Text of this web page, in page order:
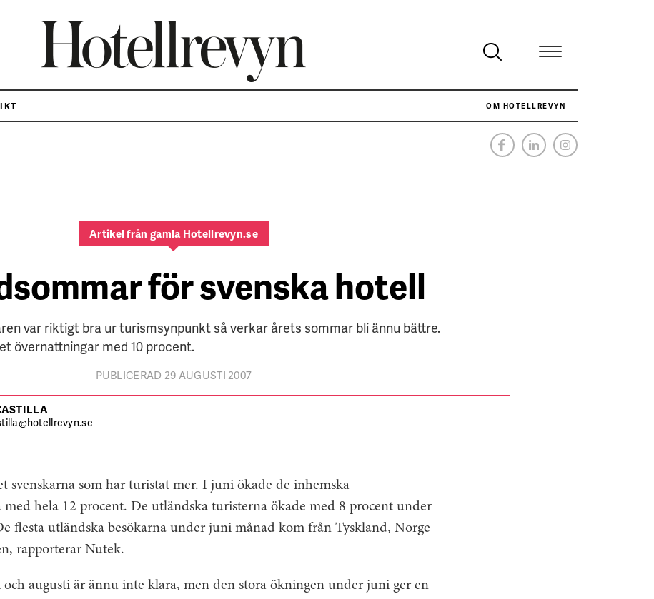
OM HOTELLREVYN
NÄR HOTELLREVYN SLOG SVENSKT REKORD I SIMPELHET
Artikel från gamla Hotellrevyn.se
för svenska hotell
var riktigt bra ur turismsynpunkt så verkar årets sommar bli ännu bättre.
övernattningar med 10 procent.
PUBLICERAD 29 AUGUSTI 2007
svenskarna som har turistat mer. I juni ökade de inhemska
hela 12 procent. De utländska turisterna ökade med 8 procent under
flesta utländska besökarna under juni månad kom från Tyskland, Norge
rapporterar Nutek.
augusti är ännu inte klara, men den stora ökningen under juni ger en